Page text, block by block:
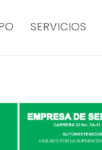
SERVICIOS